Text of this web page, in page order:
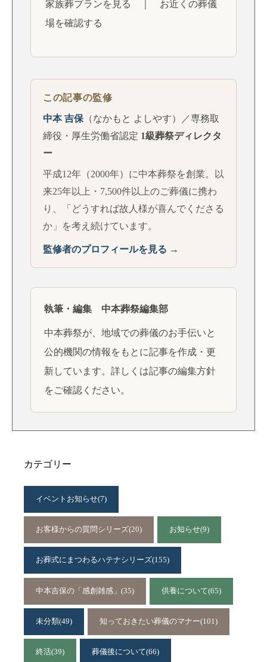
家族葬プランを見る
お近くの葬儀
場を確認する
この記事の監修
中本 吉保 （なかもと よしやす）／専務取
締役・厚生労働省認定 1級葬祭ディレクタ
ー
平成12年（2000年）に中本葬祭を創業。以
来25年以上・7,500件以上のご葬儀に携わ
り、「どうすれば故人様が喜んでくださる
か」を考え続けています。
監修者のプロフィールを見る →
執筆・編集 中本葬祭編集部
中本葬祭が、地域での葬儀のお手伝いと
公的機関の情報をもとに記事を作成・更
新しています。詳しくは記事の編集方針
をご確認ください。
カテゴリー
イベントお知らせ(7)
お客様からの質問シリーズ(20) お知らせ(9)
お葬式にまつわるハテナシリーズ(155)
中本吉保の「感創雑感」 (35) 供養について(65)
未分類(49) 知っておきたい葬儀のマナー(101)
終活(39) 葬儀後について(66)